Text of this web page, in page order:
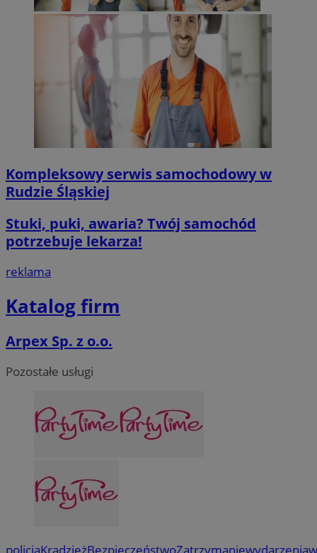
Kompleksowy serwis samochodowy w
Rudzie Śląskiej
Stuki, puki, awaria? Twój samochód
potrzebuje lekarza!
reklama
Katalog firm
Arpex Sp. z o.o.
Pozostałe usługi
policjaKradzieżBezpieczeństwoZatrzymaniewydarzenia